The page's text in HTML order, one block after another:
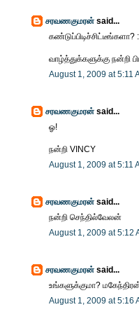
சரவணகுமரன் said...
கண்டுப்பிடிச்சிட்டீங்களா?
வாழ்த்துக்களுக்கு நன்றி
August 1, 2009 at 5:11
சரவணகுமரன் said...
ஓ!
நன்றி VINCY
August 1, 2009 at 5:11
சரவணகுமரன் said...
நன்றி செந்தில்வேலன்
August 1, 2009 at 5:12
சரவணகுமரன் said...
உங்களுக்குமா?
August 1, 2009 at 5:16